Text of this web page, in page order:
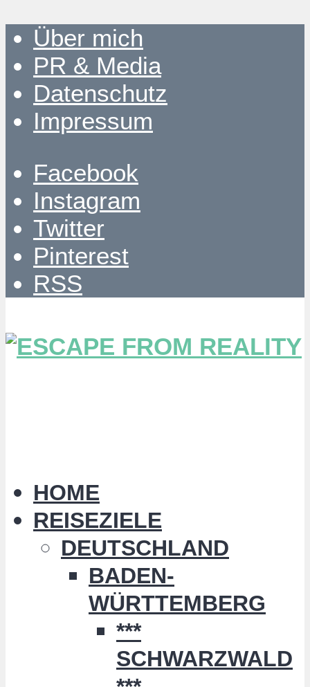
Über mich
PR & Media
Datenschutz
Impressum
Facebook
Instagram
Twitter
Pinterest
RSS
HOME
REISEZIELE
DEUTSCHLAND
BADEN-
WÜRTTEMBERG
***
SCHWARZWALD